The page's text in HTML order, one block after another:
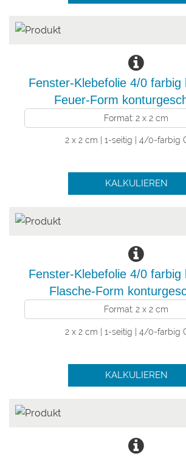
Fenster-Klebefolie 4/0 farbig
Feuer-Form
Format: 2 x 2 cm
2 x 2 cm | 1-seitig | 4/0-farbig
KALKULIEREN
Fenster-Klebefolie 4/0 farbig
Flasche-Form
Format: 2 x 2 cm
2 x 2 cm | 1-seitig | 4/0-farbig
KALKULIEREN